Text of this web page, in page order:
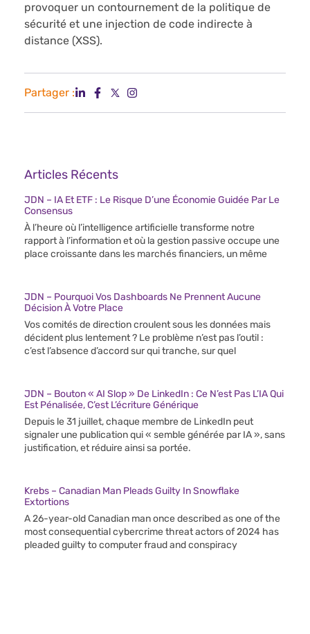
provoquer un contournement de la politique de
sécurité et une injection de code indirecte à
distance (XSS).
Partager :
Articles Récents
JDN – IA Et ETF : Le Risque D’une Économie Guidée Par Le
Consensus
À l’heure où l’intelligence artificielle transforme notre
rapport à l’information et où la gestion passive occupe une
place croissante dans les marchés financiers, un même
JDN – Pourquoi Vos Dashboards Ne Prennent Aucune
Décision À Votre Place
Vos comités de direction croulent sous les données mais
décident plus lentement ? Le problème n’est pas l’outil :
c’est l’absence d’accord sur qui tranche, sur quel
JDN – Bouton « AI Slop » De LinkedIn : Ce N’est Pas L’IA Qui
Est Pénalisée, C’est L’écriture Générique
Depuis le 31 juillet, chaque membre de LinkedIn peut
signaler une publication qui « semble générée par IA », sans
justification, et réduire ainsi sa portée.
Krebs – Canadian Man Pleads Guilty In Snowflake
Extortions
A 26-year-old Canadian man once described as one of the
most consequential cybercrime threat actors of 2024 has
pleaded guilty to computer fraud and conspiracy